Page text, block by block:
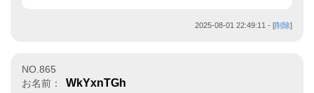
2025-08-01 22:49:11 - [削除]
NO.865
お名前：
WkYxnTGh